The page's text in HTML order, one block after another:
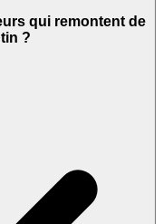
qui remontent de
?